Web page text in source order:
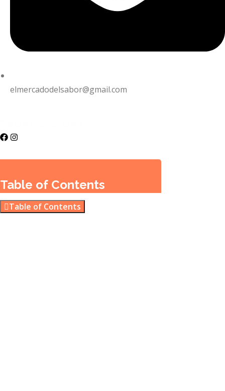
elmercadodelsabor@gmail.com
Table of Contents
Table of Contents